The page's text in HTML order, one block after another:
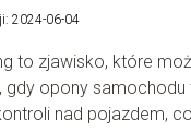
2024-06-04
to zjawisko, które
gdy opony
nad pojazdem,